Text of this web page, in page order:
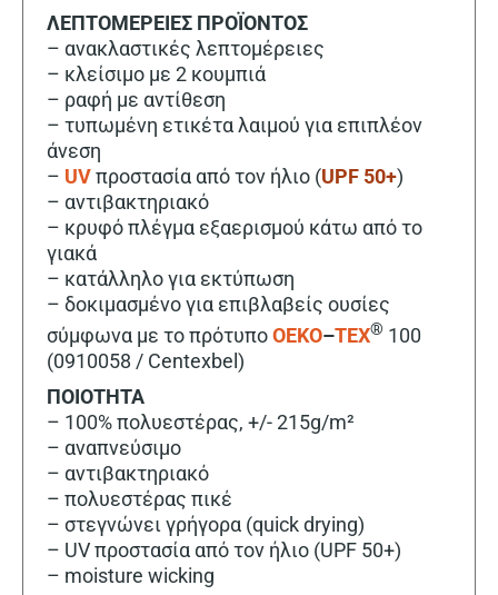
ΛΕΠΤΟΜΕΡΕΙΕΣ ΠΡΟΪΟΝΤΟΣ
– ανακλαστικές λεπτομέρειες
– κλείσιμο με 2 κουμπιά
– ραφή με αντίθεση
– τυπωμένη ετικέτα λαιμού για επιπλέον
άνεση
– UVπροστασία από τον ήλιο (UPF 50+)
– αντιβακτηριακό
– κρυφό πλέγμα εξαερισμού κάτω από το
γιακά
– κατάλληλο για εκτύπωση
– δοκιμασμένο για επιβλαβείς ουσίες
σύμφωνα με το πρότυποOEKO–TEX® 100
(0910058 / Centexbel)
ΠΟΙΟΤΗΤΑ
– 100% πολυεστέρας, +/- 215g/m²
– αναπνεύσιμο
– αντιβακτηριακό
– πολυεστέρας πικέ
– στεγνώνει γρήγορα (quick drying)
– UV προστασία από τον ήλιο (UPF 50+)
– moisture wicking